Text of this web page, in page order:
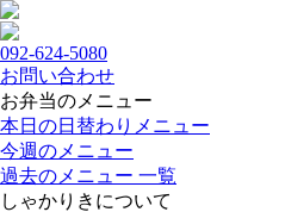
092-624-5080
お問い合わせ
お弁当のメニュー
本日の日替わりメニュー
今週のメニュー
過去のメニュー 一覧
しゃかりきについて